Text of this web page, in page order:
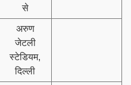
से
अरुण
जेटली
स्टेडियम,
दिल्ली